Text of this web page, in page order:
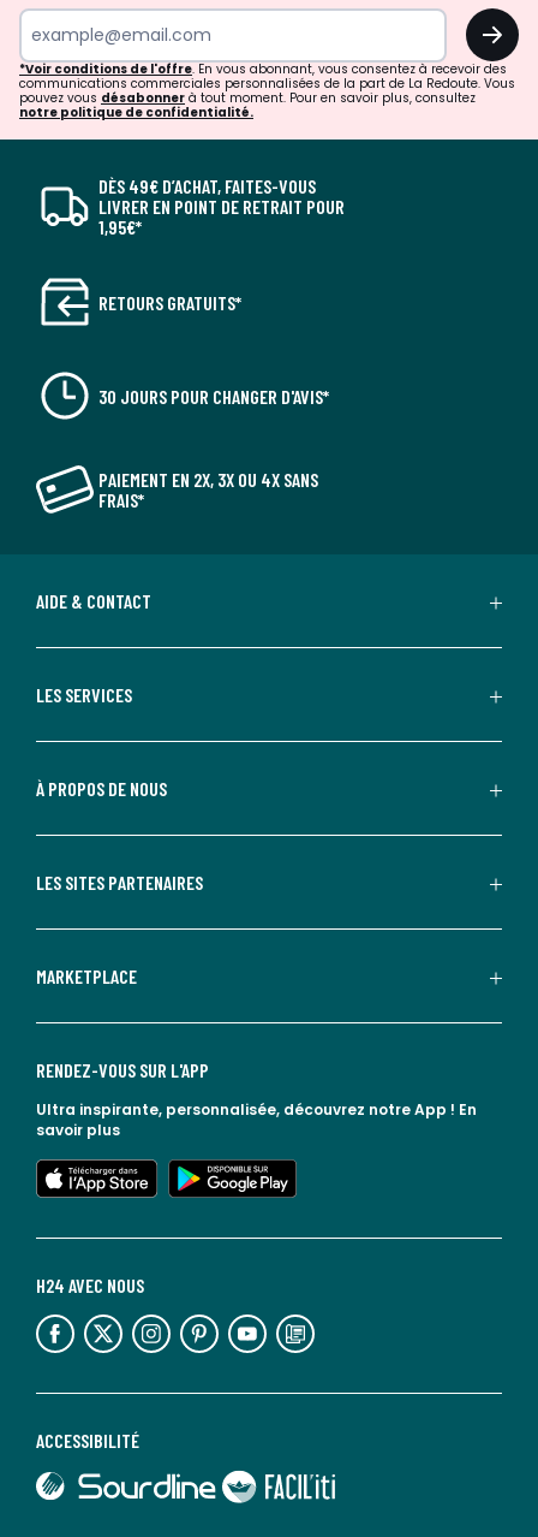
OK
*Voir conditions de l'offre. En vous abonnant, vous consentez à recevoir des
communications commerciales personnalisées de la part de La Redoute. Vous
pouvez vous désabonner à tout moment. Pour en savoir plus, consultez
notre politique de confidentialité.
DÈS 49€ D’ACHAT, FAITES-VOUS
LIVRER EN POINT DE RETRAIT POUR
1,95€*
RETOURS GRATUITS*
30 JOURS POUR CHANGER D'AVIS*
PAIEMENT EN 2X, 3X OU 4X SANS
FRAIS*
AIDE & CONTACT
LES SERVICES
À PROPOS DE NOUS
LES SITES PARTENAIRES
MARKETPLACE
ACCESSIBILITÉ
lien vers Sourdline
lien vers Faciliti
H24 AVEC NOUS
lien vers l'espace réseaux sociaux lien vers l'espace réseaux sociaux lien vers l'espace réseaux sociaux lien vers l'espace réseaux sociaux lien vers l'espace réseaux sociaux lien vers le blog la redoute
RENDEZ-VOUS SUR L'APP
Ultra inspirante, personnalisée, découvrez notre App ! En
savoir plus
lien vers l'app store
lien vers google play